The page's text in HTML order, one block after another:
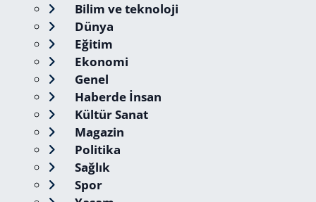
Bilim ve teknoloji
Dünya
Eğitim
Ekonomi
Genel
Haberde İnsan
Kültür Sanat
Magazin
Politika
Sağlık
Spor